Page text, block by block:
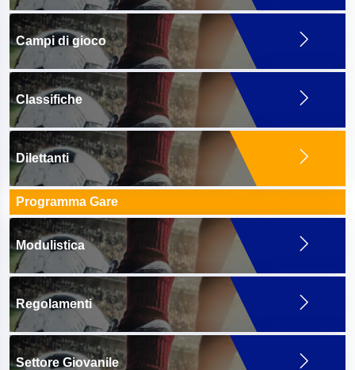
Campi di gioco
Classifiche
Dilettanti
Programma Gare
Modulistica
Regolamenti
Settore Giovanile